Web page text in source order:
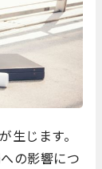
生じます。
の影響につ